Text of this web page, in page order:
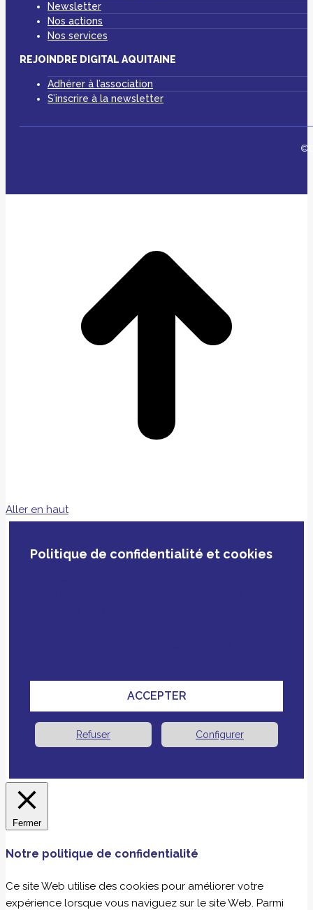
Newsletter
Nos actions
Nos services
REJOINDRE DIGITAL AQUITAINE
Adhérer à l’association
S’inscrire à la newsletter
Aller en haut
Politique de confidentialité et cookies
ACCEPTER
Refuser Configurer
Fermer
Notre politique de confidentialité
Ce site Web utilise des cookies pour améliorer votre
expérience lorsque vous naviguez sur le site Web. Parmi